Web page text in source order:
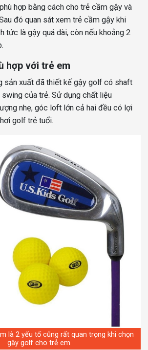
hợp bằng cách cho trẻ cầm gậy và
đó quan sát xem trẻ cầm gậy khi
tức là gậy quá dài, còn nếu khoảng 2
hợp với trẻ em
sản xuất đã thiết kế gậy golf có shaft
của trẻ. Sử dụng chất liệu
nhẹ, góc loft lớn cả hai đều có lợi
golf trẻ tuổi.
là 2 yếu tố cũng rất quan trọng khi chọn
gậy golf cho trẻ em